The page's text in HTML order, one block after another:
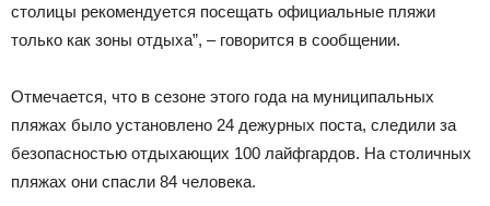
столицы рекомендуется посещать официальные пляжи
только как зоны отдыха”, – говорится в сообщении.
Отмечается, что в сезоне этого года на муниципальных
пляжах было установлено 24 дежурных поста, следили за
безопасностью отдыхающих 100 лайфгардов. На столичных
пляжах они спасли 84 человека.